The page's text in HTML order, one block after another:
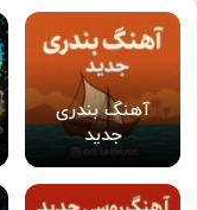
آهنگ بندری
جدید